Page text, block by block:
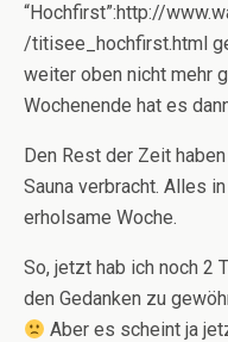
“Hochfirst”:http://
/titisee_hochfirst.html
weiter oben nicht mehr
Wochenende hat es
Den Rest der Zeit
Sauna verbracht. Alles
erholsame Woche.
So, jetzt hab ich noch 2
den Gedanken zu
Aber es scheint ja